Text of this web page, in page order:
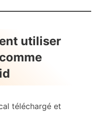
utiliser
téléchargé et